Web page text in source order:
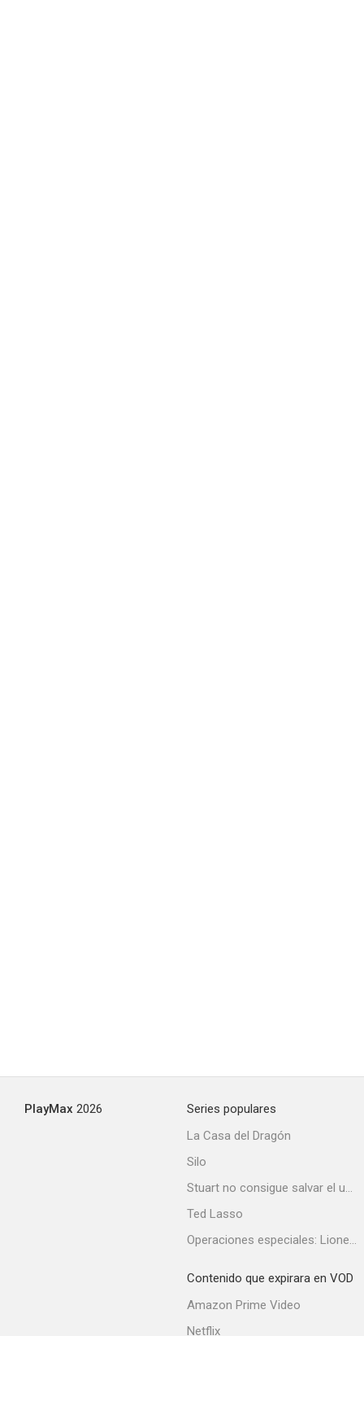
PlayMax 2026
Series populares
La Casa del Dragón
Silo
Stuart no consigue salvar el universo
Ted Lasso
Operaciones especiales: Lioness
Contenido que expirara en VOD
Amazon Prime Video
Netflix